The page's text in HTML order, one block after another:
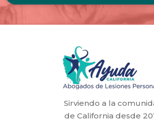
Sirviendo a la
de California desde